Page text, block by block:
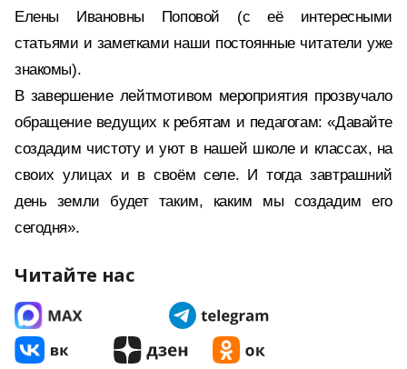
Елены Ивановны Поповой (с её интересными
статьями и заметками наши постоянные читатели уже
знакомы).
В завершение лейтмотивом мероприятия прозвучало
обращение ведущих к ребятам и педагогам: «Давайте
создадим чистоту и уют в нашей школе и классах, на
своих улицах и в своём селе. И тогда завтрашний
день земли будет таким, каким мы создадим его
сегодня».
Читайте нас